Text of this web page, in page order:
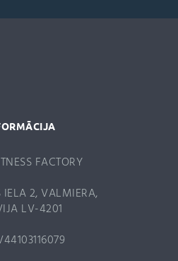
t
FACTORY
IELA 2, VALMIERA,
LV-4201